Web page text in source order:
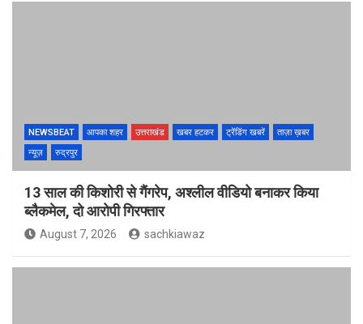
NEWSBEAT आपका शहर उत्तराखंड खबर हटकर ट्रेंडिंग खबरें
ताज़ा ख़बर
न्यूज़
रुद्रपुर
13 साल की किशोरी से गैंगरेप, अश्लील वीडियो बनाकर किया
ब्लैकमेल, दो आरोपी गिरफ्तार
August 7, 2026 sachkiawaz